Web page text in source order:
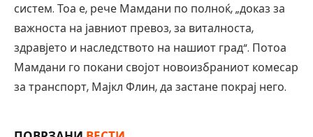
систем. Тоа е, рече Мамдани по полноќ, „доказ за
важноста на јавниот превоз, за ​​виталноста,
здравјето и наследството на нашиот град“. Потоа
Мамдани го покани својот новоизбраниот комесар
за транспорт, Мајкл Флин, да застане покрај него.